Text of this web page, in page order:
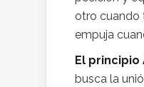
otro cuando
empuja
El principio
busca la